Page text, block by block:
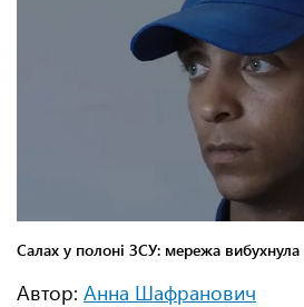
Автор: Анна Шафранович